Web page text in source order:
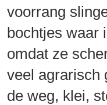
voorrang
bochtjes waar
omdat ze
veel agrarisch
de weg, klei,